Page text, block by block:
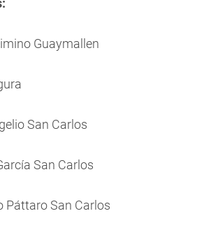
Guaymallen
San Carlos
San Carlos
Páttaro San Carlos